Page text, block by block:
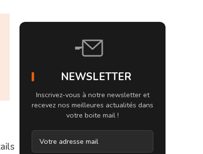
NEWSLETTER
Inscrivez-vous à notre newsletter et
recevez nos meilleures actualités dans
votre boite mail !